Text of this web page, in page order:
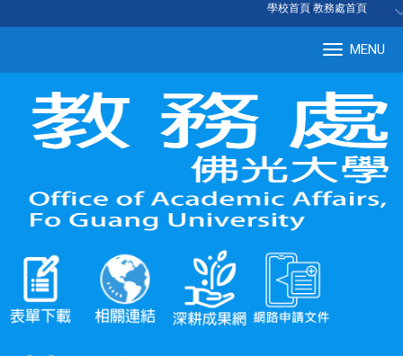
學校首頁 教務處首頁
MENU